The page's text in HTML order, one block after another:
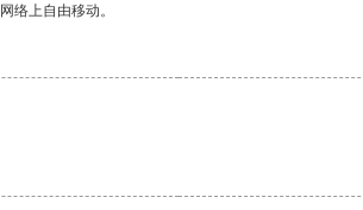
络上自由移动。